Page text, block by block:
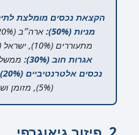
הקצאת נכסים מומלצת לתיק
מניות (50%):
מתעוררים (10%), ישראל (5%), אסיה-פסיפיק (5%)
אגרות חוב (30%):
ממשלתי (15%),
נכסים אלטרנטיביים (20%):
(5%), מזומן ושווי מזומן (5%)